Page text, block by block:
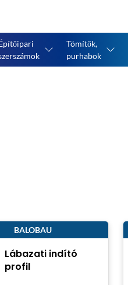
Tömítők,
purhabok
BALOBAU
Lábazati indító
profil